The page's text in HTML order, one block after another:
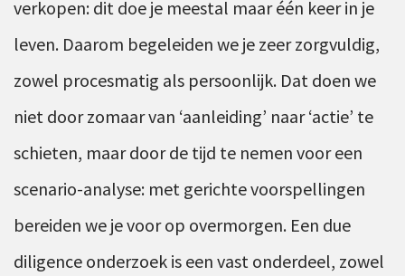
Werken bij
Service & Support
Veilig bestanden delen
Ons team
Werken-bij
Bedrijfsgeschiedenis
verkopen: dit doe je meestal maar één keer in je
leven. Daarom begeleiden we je zeer zorgvuldig,
zowel procesmatig als persoonlijk. Dat doen we
niet door zomaar van ‘aanleiding’ naar ‘actie’ te
schieten, maar door de tijd te nemen voor een
scenario-analyse: met gerichte voorspellingen
bereiden we je voor op overmorgen. Een due
diligence onderzoek is een vast onderdeel, zowel